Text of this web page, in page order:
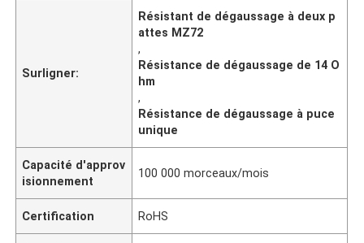
Surligner:
Résistant de dégaussage à deux p
attes MZ72
,
Résistance de dégaussage de 14 O
hm
,
Résistance de dégaussage à puce
unique
Capacité d'approv
isionnement
100 000 morceaux/mois
Certification RoHS